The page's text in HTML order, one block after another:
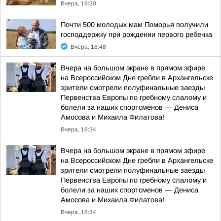
Вчера, 19:30
Почти 500 молодых мам Поморья получили
господдержку при рождении первого ребенка
Вчера, 18:48
Вчера на большом экране в прямом эфире
на Всероссийском Дне гребли в Архангельске
зрители смотрели полуфинальные заезды
Первенства Европы по гребному слалому и
болели за наших спортсменов — Дениса
Амосова и Михаила Филатова!
Вчера, 18:34
Вчера на большом экране в прямом эфире
на Всероссийском Дне гребли в Архангельске
зрители смотрели полуфинальные заезды
Первенства Европы по гребному слалому и
болели за наших спортсменов — Дениса
Амосова и Михаила Филатова!
Вчера, 18:34